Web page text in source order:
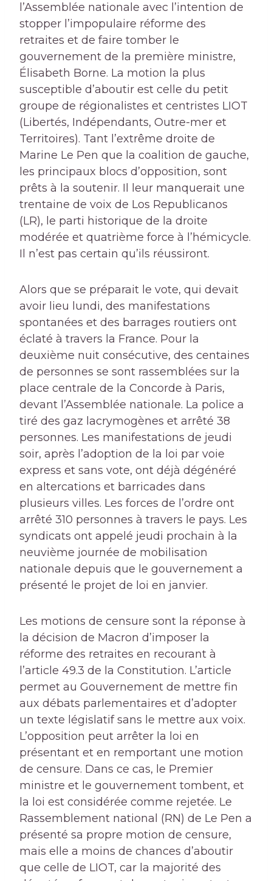
l’Assemblée nationale avec l’intention de
stopper l’impopulaire réforme des
retraites et de faire tomber le
gouvernement de la première ministre,
Élisabeth Borne. La motion la plus
susceptible d’aboutir est celle du petit
groupe de régionalistes et centristes LIOT
(Libertés, Indépendants, Outre-mer et
Territoires). Tant l’extrême droite de
Marine Le Pen que la coalition de gauche,
les principaux blocs d’opposition, sont
prêts à la soutenir. Il leur manquerait une
trentaine de voix de Los Republicanos
(LR), le parti historique de la droite
modérée et quatrième force à l’hémicycle.
Il n’est pas certain qu’ils réussiront.
Alors que se préparait le vote, qui devait
avoir lieu lundi, des manifestations
spontanées et des barrages routiers ont
éclaté à travers la France. Pour la
deuxième nuit consécutive, des centaines
de personnes se sont rassemblées sur la
place centrale de la Concorde à Paris,
devant l’Assemblée nationale. La police a
tiré des gaz lacrymogènes et arrêté 38
personnes. Les manifestations de jeudi
soir, après l’adoption de la loi par voie
express et sans vote, ont déjà dégénéré
en altercations et barricades dans
plusieurs villes. Les forces de l’ordre ont
arrêté 310 personnes à travers le pays. Les
syndicats ont appelé jeudi prochain à la
neuvième journée de mobilisation
nationale depuis que le gouvernement a
présenté le projet de loi en janvier.
Les motions de censure sont la réponse à
la décision de Macron d’imposer la
réforme des retraites en recourant à
l’article 49.3 de la Constitution. L’article
permet au Gouvernement de mettre fin
aux débats parlementaires et d’adopter
un texte législatif sans le mettre aux voix.
L’opposition peut arrêter la loi en
présentant et en remportant une motion
de censure. Dans ce cas, le Premier
ministre et le gouvernement tombent, et
la loi est considérée comme rejetée. Le
Rassemblement national (RN) de Le Pen a
présenté sa propre motion de censure,
mais elle a moins de chances d’aboutir
que celle de LIOT, car la majorité des